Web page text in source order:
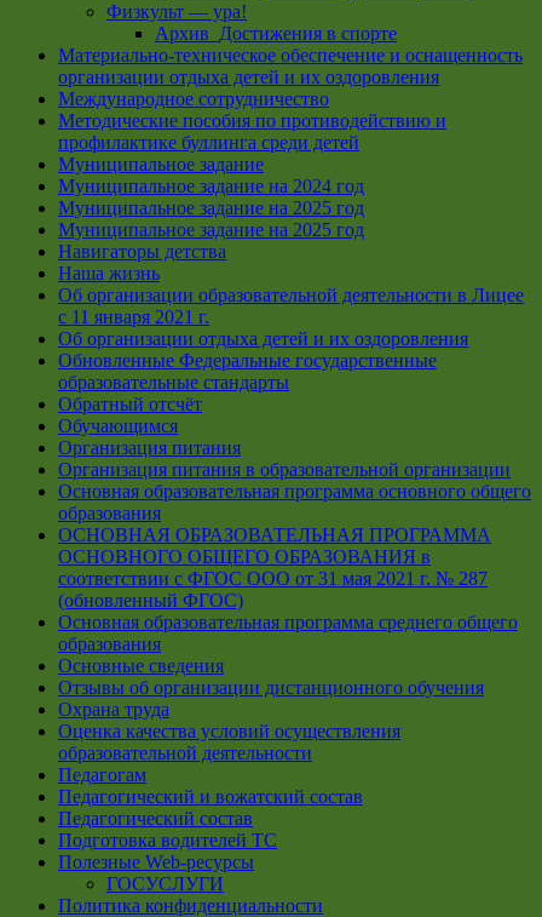
Физкульт — ура!
Архив_Достижения в спорте
Материально-техническое обеспечение и оснащенность
организации отдыха детей и их оздоровления
Международное сотрудничество
Методические пособия по противодействию и
профилактике буллинга среди детей
Муниципальное задание
Муниципальное задание на 2024 год
Муниципальное задание на 2025 год
Муниципальное задание на 2025 год
Навигаторы детства
Наша жизнь
Об организации образовательной деятельности в Лицее
с 11 января 2021 г.
Об организации отдыха детей и их оздоровления
Обновленные Федеральные государственные
образовательные стандарты
Обратный отсчёт
Обучающимся
Организация питания
Организация питания в образовательной организации
Основная образовательная программа основного общего
образования
ОСНОВНАЯ ОБРАЗОВАТЕЛЬНАЯ ПРОГРАММА
ОСНОВНОГО ОБЩЕГО ОБРАЗОВАНИЯ в
соответствии с ФГОС ООО от 31 мая 2021 г. № 287
(обновленный ФГОС)
Основная образовательная программа среднего общего
образования
Основные сведения
Отзывы об организации дистанционного обучения
Охрана труда
Оценка качества условий осуществления
образовательной деятельности
Педагогам
Педагогический и вожатский состав
Педагогический состав
Подготовка водителей ТС
Полезные Web-ресурсы
ГОСУСЛУГИ
Политика конфиденциальности